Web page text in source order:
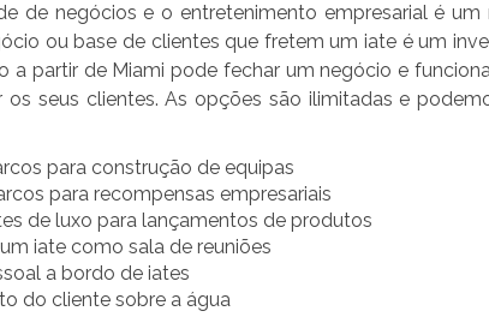
de negócios e o entretenimento empresarial é
ou base de clientes que fretem um iate é um
a partir de Miami pode fechar um negócio e
os seus clientes. As opções são ilimitadas e
para construção de equipas
para recompensas empresariais
de luxo para lançamentos de produtos
iate como sala de reuniões
a bordo de iates
do cliente sobre a água